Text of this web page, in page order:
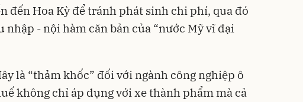
đến Hoa Kỳ để tránh phát sinh chi phí, qua đó
nhập - nội hàm căn bản của “nước Mỹ vĩ đại
là “thảm khốc” đối với ngành công nghiệp ô
không chỉ áp dụng với xe thành phẩm mà cả